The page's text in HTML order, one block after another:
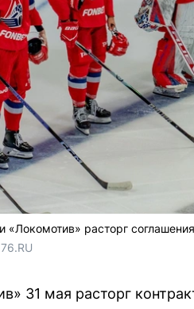
«Локомотив» расторг соглашения
31 мая расторг